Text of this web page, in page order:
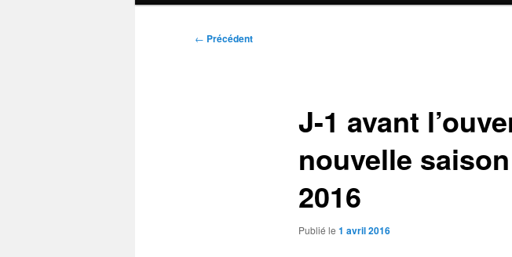
Navigation
← Précédent
J-1 avant
nouvelle
2016
Publié le 1 avril 2016